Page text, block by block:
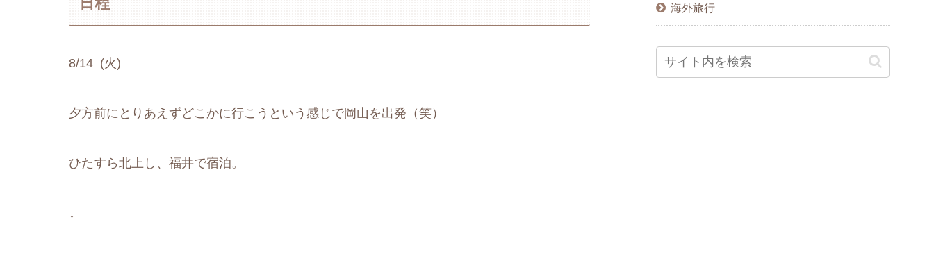
8/14 (火)
夕方前にとりあえずどこかに行こうという感じで岡山を出発（笑）
ひたすら北上し、福井で宿泊。
↓
海外旅行